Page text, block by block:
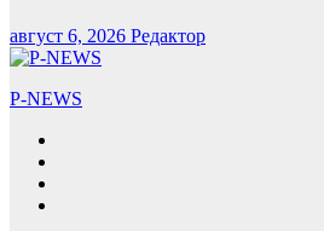
август 6, 2026 Редактор
P-NEWS